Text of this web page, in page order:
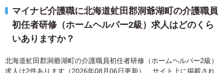
マイナビ介護職に北海道虻田郡洞爺湖町の介護職員
初任者研修（ホームヘルパー2級）求人はどのくら
いありますか？
北海道虻田郡洞爺湖町の介護職員初任者研修（ホームヘルパー2級）
求人は2件あります（2026年08月06日更新）。サイト上に掲載され